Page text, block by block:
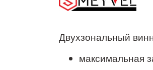
Двухзональный
максимальная